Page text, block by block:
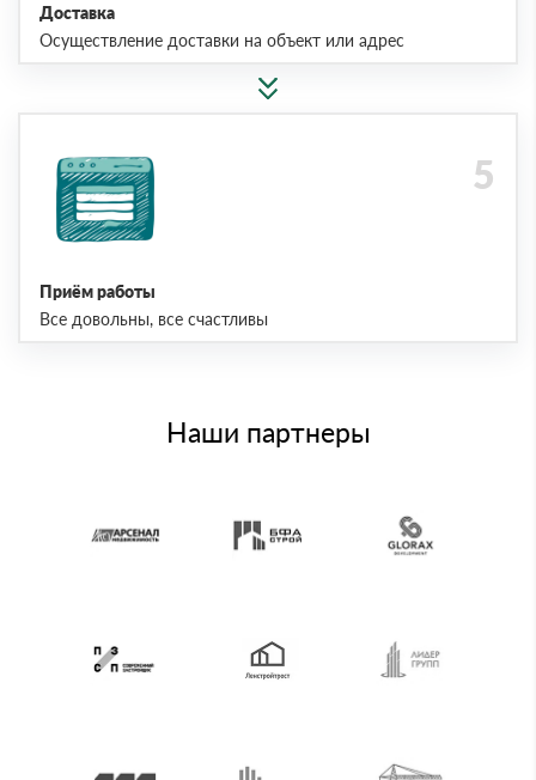
Доставка
Осуществление доставки на объект или адрес
Приём работы
Все довольны, все счастливы
Наши партнеры